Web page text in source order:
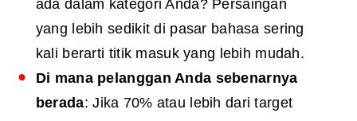
ada dalam kategori Anda? Persaingan
yang lebih sedikit di pasar bahasa sering
kali berarti titik masuk yang lebih mudah.
Di mana pelanggan Anda sebenarnya
berada: Jika 70% atau lebih dari target